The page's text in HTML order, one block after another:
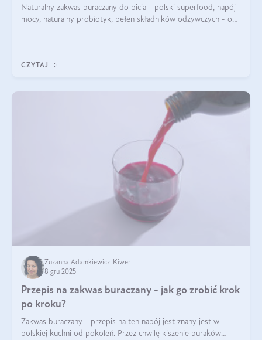
Naturalny zakwas buraczany do picia - polski superfood, napój
mocy, naturalny probiotyk, pełen składników odżywczych - o
CZYTAJ
Zuzanna Adamkiewicz-Kiwer
8 gru 2025
Przepis na zakwas buraczany - jak go zrobić krok
po kroku?
Zakwas buraczany - przepis na ten napój jest znany jest w
polskiej kuchni od pokoleń. Przez chwilę kiszenie buraków